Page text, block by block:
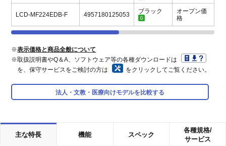
LCD-MF224EDB-F 4957180125053 ブラック
オープン価
格
※表示価格と商品全般について
※取扱説明書やQ＆A、ソフトウェア等の各種ダウンロードは
を、保守サービスをご検討の方は
をクリックしてご覧ください。
法人・文教・医療向けモデルを比較する
主な特長 機能 スペック
各種規格/
サービス